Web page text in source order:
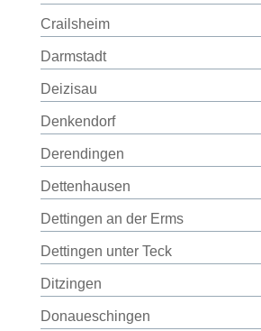
Crailsheim
Darmstadt
Deizisau
Denkendorf
Derendingen
Dettenhausen
Dettingen an der Erms
Dettingen unter Teck
Ditzingen
Donaueschingen